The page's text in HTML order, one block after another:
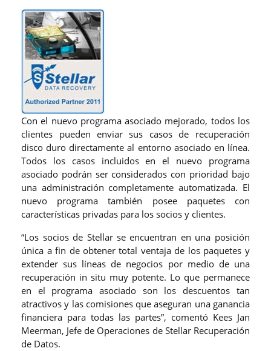
Con el nuevo programa asociado mejorado, todos los
clientes pueden enviar sus casos de recuperación
disco duro directamente al entorno asociado en línea.
Todos los casos incluidos en el nuevo programa
asociado podrán ser considerados con prioridad bajo
una administración completamente automatizada. El
nuevo programa también posee paquetes con
características privadas para los socios y clientes.
“Los socios de Stellar se encuentran en una posición
única a fin de obtener total ventaja de los paquetes y
extender sus líneas de negocios por medio de una
recuperación in situ muy potente. Lo que permanece
en el programa asociado son los descuentos tan
atractivos y las comisiones que aseguran una ganancia
financiera para todas las partes”, comentó Kees Jan
Meerman, Jefe de Operaciones de Stellar Recuperación
de Datos.